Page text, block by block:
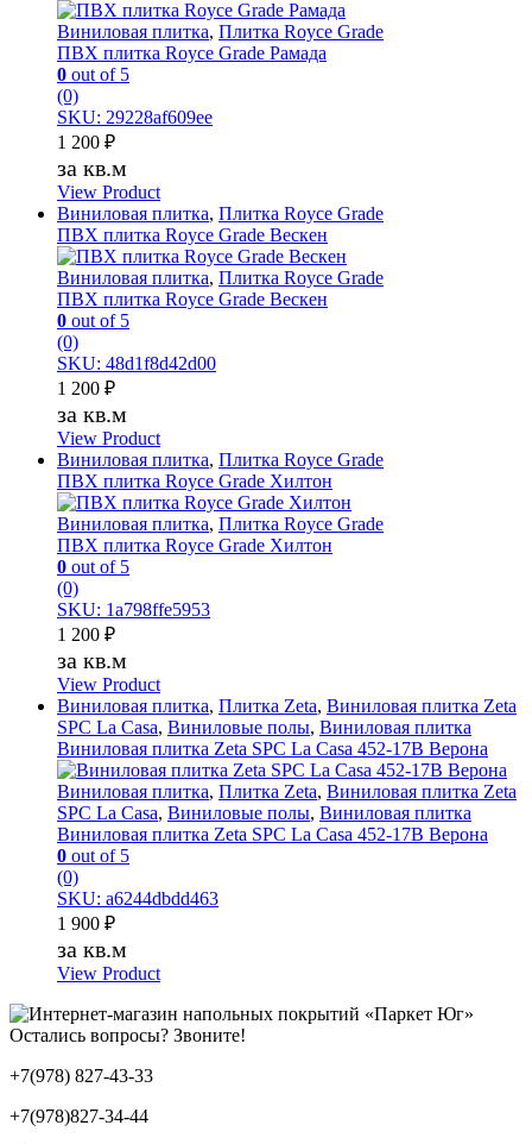
Виниловая плитка, Плитка Royce Grade
ПВХ плитка Royce Grade Рамада
0 out of 5
(0)
SKU: 29228af609ee
1 200 ₽
за кв.м
View Product
Виниловая плитка, Плитка Royce Grade
ПВХ плитка Royce Grade Вескен
Виниловая плитка, Плитка Royce Grade
ПВХ плитка Royce Grade Вескен
0 out of 5
(0)
SKU: 48d1f8d42d00
1 200 ₽
за кв.м
View Product
Виниловая плитка, Плитка Royce Grade
ПВХ плитка Royce Grade Хилтон
Виниловая плитка, Плитка Royce Grade
ПВХ плитка Royce Grade Хилтон
0 out of 5
(0)
SKU: 1a798ffe5953
1 200 ₽
за кв.м
View Product
Виниловая плитка, Плитка Zeta, Виниловая плитка Zeta
SPC La Casa, Виниловые полы, Виниловая плитка
Виниловая плитка Zeta SPC La Casa 452-17B Верона
Виниловая плитка, Плитка Zeta, Виниловая плитка Zeta
SPC La Casa, Виниловые полы, Виниловая плитка
Виниловая плитка Zeta SPC La Casa 452-17B Верона
0 out of 5
(0)
SKU: a6244dbdd463
1 900 ₽
за кв.м
View Product
Остались вопросы? Звоните!
+7(978) 827-43-33
+7(978)827-34-44